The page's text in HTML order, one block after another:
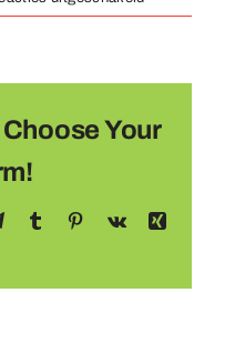
3D
Your
TelegramTumblr Pinterest
Vk
Xing